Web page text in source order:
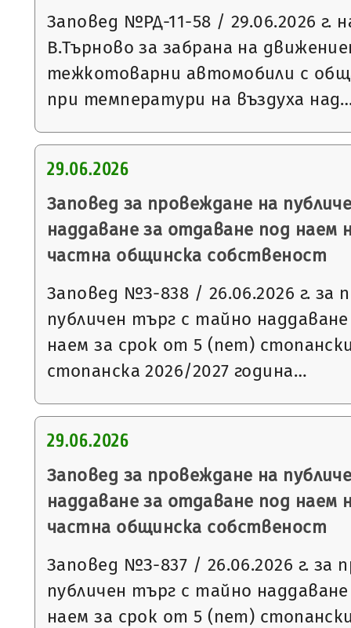
Заповед №РД-11-58 / 29.06.2026 г.
В.Търново за забрана на
тежкотоварни автомобили с
при температури на въздуха
29.06.2026
Заповед за провеждане на
наддаване за отдаване под
частна общинска собственост
Заповед №З-838 / 26.06.2026 г. за
публичен търг с тайно
наем за срок от 5 (пет)
стопанска 2026/2027 година…
29.06.2026
Заповед за провеждане на
наддаване за отдаване под
частна общинска собственост
Заповед №З-837 / 26.06.2026 г. за
публичен търг с тайно
наем за срок от 5 (пет)